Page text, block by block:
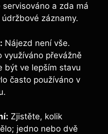
a zda má
záznamy.
Nájezd není vše.
využíváno převážně
být ve lepším stavu
často používáno v
Zjistěte, kolik
jedno nebo dvě